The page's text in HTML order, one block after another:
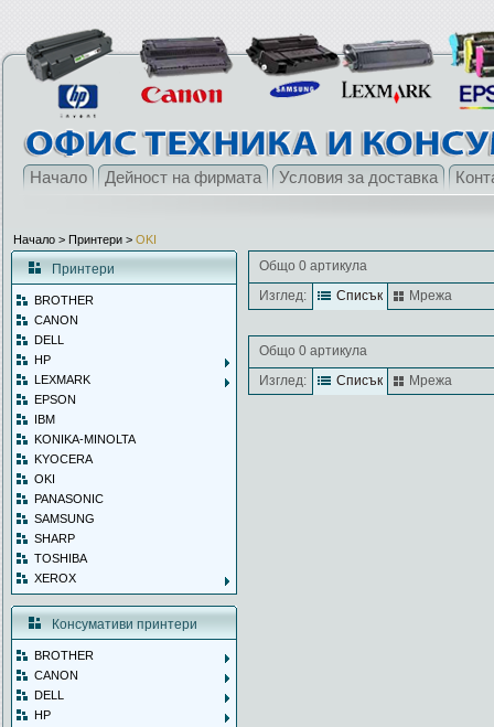
Начало Дейност на фирмата Условия за доставка
Начало > Принтери > OKI
Принтери
BROTHER
CANON
DELL
HP
LEXMARK
EPSON
IBM
KONIKA-MINOLTA
KYOCERA
OKI
PANASONIC
SAMSUNG
SHARP
TOSHIBA
XEROX
Консумативи принтери
BROTHER
CANON
DELL
HP
Общо 0 артикула
Изглед:
Списък Мрежа
Общо 0 артикула
Изглед:
Списък Мрежа